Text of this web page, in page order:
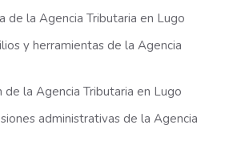
de la Agencia Tributaria en Lugo
y herramientas de la Agencia
de la Agencia Tributaria en Lugo
administrativas de la Agencia